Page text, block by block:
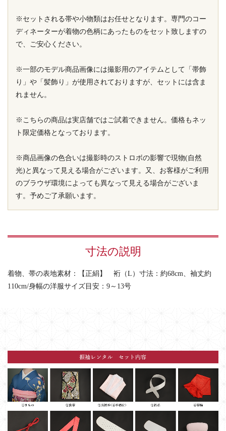
※セットされる帯や小物類はお任せとなります。専門のコー
ディネーターが着物の色柄にあったものをセット致しますの
で、ご安心ください。
※一部のモデル商品画像には撮影用のアイテムとして「帯飾
り」や「髪飾り」が使用されておりますが、セットには含ま
れません。
※こちらの商品は実店舗ではご試着できません。価格もネッ
ト限定価格となっております。
※商品画像の色合いは撮影時のストロボの影響で現物(自然
光)と異なって見える場合がございます。又、お客様がご利用
のブラウザ環境によっても異なって見える場合がございま
す。予めご了承願います。
寸法の説明
着物、帯の表地素材：【正絹】 裄（L）寸法：約68cm、袖丈約
110cm/身幅の洋服サイズ目安：9～13号